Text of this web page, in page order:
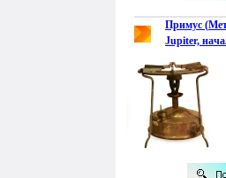
Примус
Jupiter,